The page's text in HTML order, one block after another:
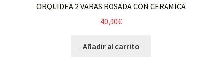
ORQUIDEA 2 VARAS ROSADA CON CERAMICA
40,00€
Añadir al carrito